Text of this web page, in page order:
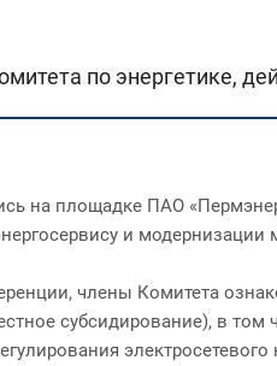
по энергетике,
на площадке ПАО
и
члены Комитета
субсидирование), в